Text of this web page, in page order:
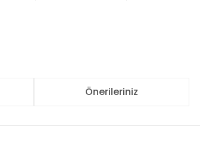
Önerileriniz